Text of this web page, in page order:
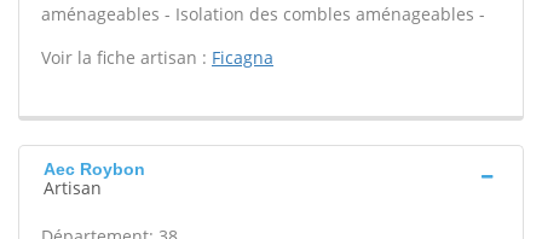
aménageables - Isolation des combles aménageables -
Voir la fiche artisan : Ficagna
Aec Roybon
Artisan